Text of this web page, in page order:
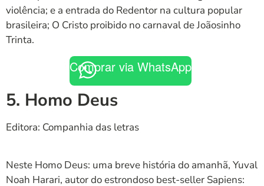
violência; e a entrada do Redentor na cultura popular
brasileira; O Cristo proibido no carnaval de Joãosinho
Trinta.
Comprar via WhatsApp
5. Homo Deus
Editora: Companhia das letras
Neste Homo Deus: uma breve história do amanhã, Yuval
Noah Harari, autor do estrondoso best-seller Sapiens: